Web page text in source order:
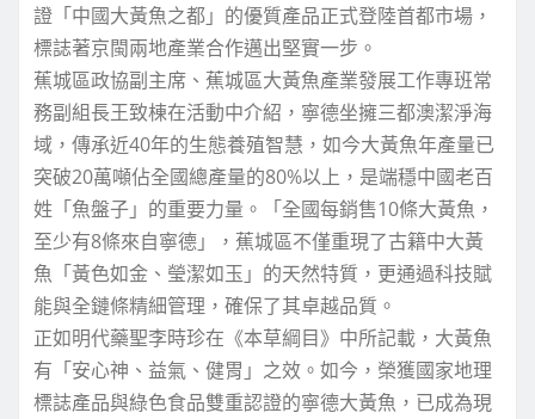
證「中國大黃魚之都」的優質產品正式登陸首都市場，
標誌著京閩兩地產業合作邁出堅實一步。
蕉城區政協副主席、蕉城區大黃魚產業發展工作專班常
務副組長王致棟在活動中介紹，寧德坐擁三都澳潔淨海
域，傳承近40年的生態養殖智慧，如今大黃魚年產量已
突破20萬噸佔全國總產量的80%以上，是端穩中國老百
姓「魚盤子」的重要力量。「全國每銷售10條大黃魚，
至少有8條來自寧德」，蕉城區不僅重現了古籍中大黃
魚「黃色如金、瑩潔如玉」的天然特質，更通過科技賦
能與全鏈條精細管理，確保了其卓越品質。
正如明代藥聖李時珍在《本草綱目》中所記載，大黃魚
有「安心神、益氣、健胃」之效。如今，榮獲國家地理
標誌產品與綠色食品雙重認證的寧德大黃魚，已成為現